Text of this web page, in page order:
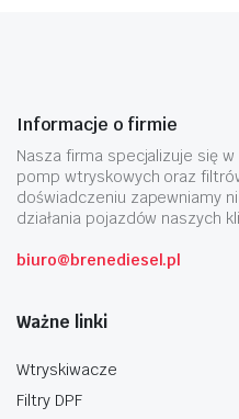
Informacje o firmie
Nasza firma specjalizuje się
pomp wtryskowych oraz
doświadczeniu zapewniamy
działania pojazdów naszych
biuro@brenediesel.pl
Ważne linki
Wtryskiwacze
Filtry DPF